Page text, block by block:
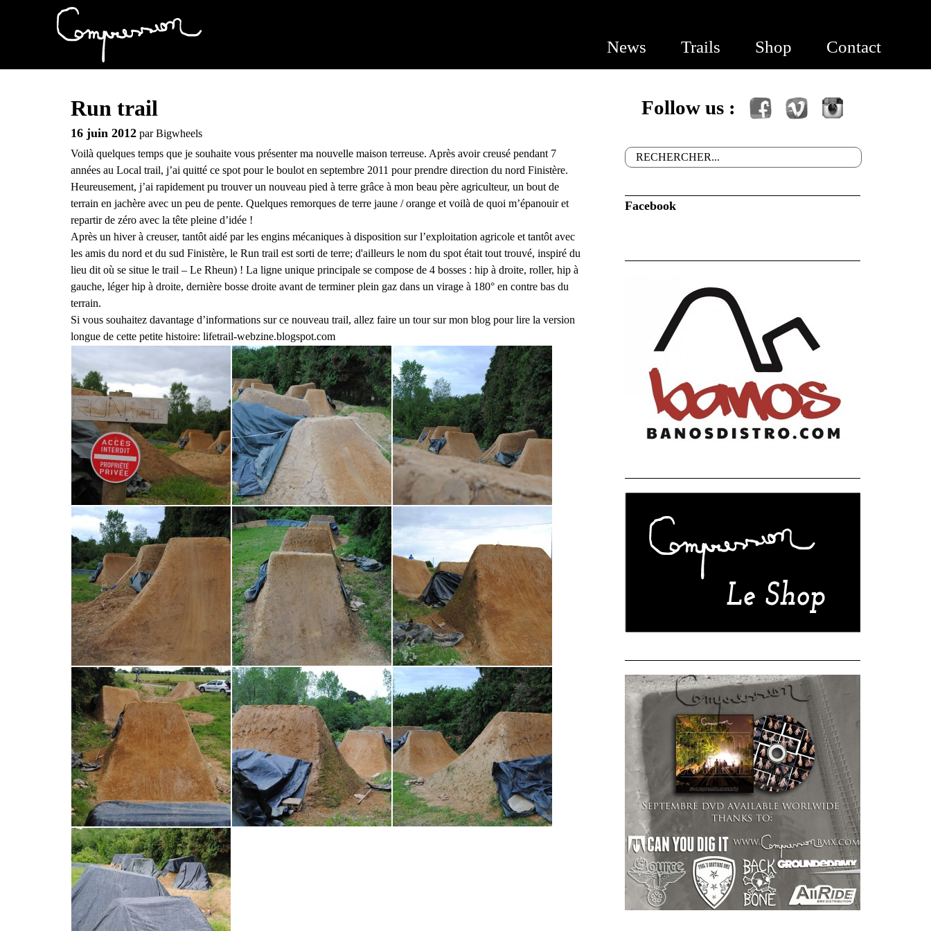
News Trails Shop Contact
Run trail
16 juin 2012 parBigwheels
Voilà quelques temps que je souhaite vous présenter ma nouvelle maison terreuse. Après avoir creusé pendant 7
années au Local trail, j’ai quitté ce spot pour le boulot en septembre 2011 pour prendre direction du nord Finistère.
Heureusement, j’ai rapidement pu trouver un nouveau pied à terre grâce à mon beau père agriculteur, un bout de
terrain en jachère avec un peu de pente. Quelques remorques de terre jaune / orange et voilà de quoi m’épanouir et
repartir de zéro avec la tête pleine d’idée !
Après un hiver à creuser, tantôt aidé par les engins mécaniques à disposition sur l’exploitation agricole et tantôt avec
les amis du nord et du sud Finistère, le Run trail est sorti de terre; d'ailleurs le nom du spot était tout trouvé, inspiré du
lieu dit où se situe le trail – Le Rheun) ! La ligne unique principale se compose de 4 bosses : hip à droite, roller, hip à
gauche, léger hip à droite, dernière bosse droite avant de terminer plein gaz dans un virage à 180° en contre bas du
terrain.
Si vous souhaitez davantage d’informations sur ce nouveau trail, allez faire un tour sur mon blog pour lire la version
longue de cette petite histoire: lifetrail-webzine.blogspot.com
Follow us : FacebookVimeo Instagram
Formulaire de recherche
Rechercher
Facebook